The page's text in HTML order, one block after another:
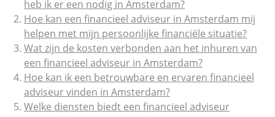
heb ik er een nodig in Amsterdam?
Hoe kan een financieel adviseur in Amsterdam mij
helpen met mijn persoonlijke financiële situatie?
Wat zijn de kosten verbonden aan het inhuren van
een financieel adviseur in Amsterdam?
Hoe kan ik een betrouwbare en ervaren financieel
adviseur vinden in Amsterdam?
Welke diensten biedt een financieel adviseur